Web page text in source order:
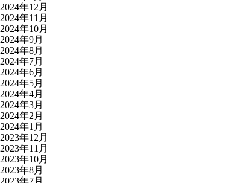
2024年12月
2024年11月
2024年10月
2024年9月
2024年8月
2024年7月
2024年6月
2024年5月
2024年4月
2024年3月
2024年2月
2024年1月
2023年12月
2023年11月
2023年10月
2023年8月
2023年7月